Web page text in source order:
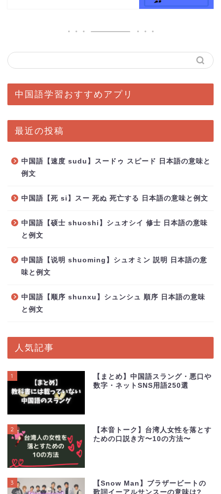
中国語学習おすすめアプリ
最近の投稿
中国語【速度 sudu】スードゥ スピード 日本語の意味と
例文
中国語【死 si】スー 死ぬ 死亡する 日本語の意味と例文
中国語【硕士 shuoshi】シュオシイ 修士 日本語の意味
と例文
中国語【说明 shuoming】シュオミン 説明 日本語の意
味と例文
中国語【顺序 shunxu】シュンシュ 順序 日本語の意味
と例文
人気記事
1
【まとめ】中国語スラング・悪口や
数字・ネットSNS用語250選
2
【本音トーク】台湾人女性を落とす
ための口説き方〜10の方法〜
3
【Snow Man】ブラザービートの
歌詞イーアルサンスーの意味は?